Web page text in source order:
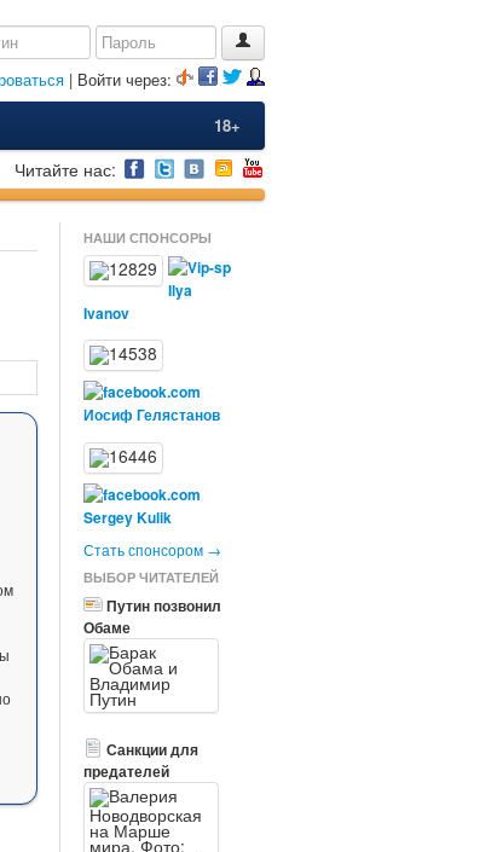
| Войти через:
18+
Читайте нас:
НАШИ СПОНСОРЫ
Ilya
Ivanov
Иосиф Гелястанов
Sergey Kulik
Стать спонсором →
ВЫБОР ЧИТАТЕЛЕЙ
Путин позвонил
Обаме
Санкции для
предателей